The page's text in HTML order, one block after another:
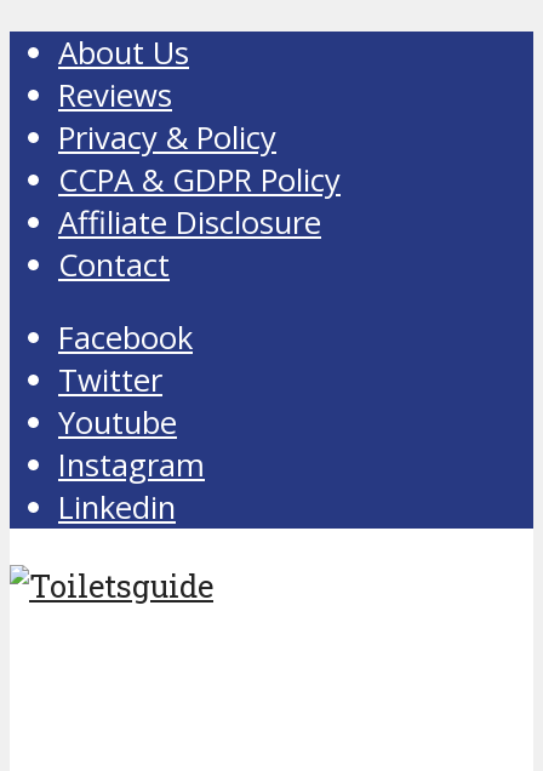
About Us
Reviews
Privacy & Policy
CCPA & GDPR Policy
Affiliate Disclosure
Contact
Facebook
Twitter
Youtube
Instagram
Linkedin